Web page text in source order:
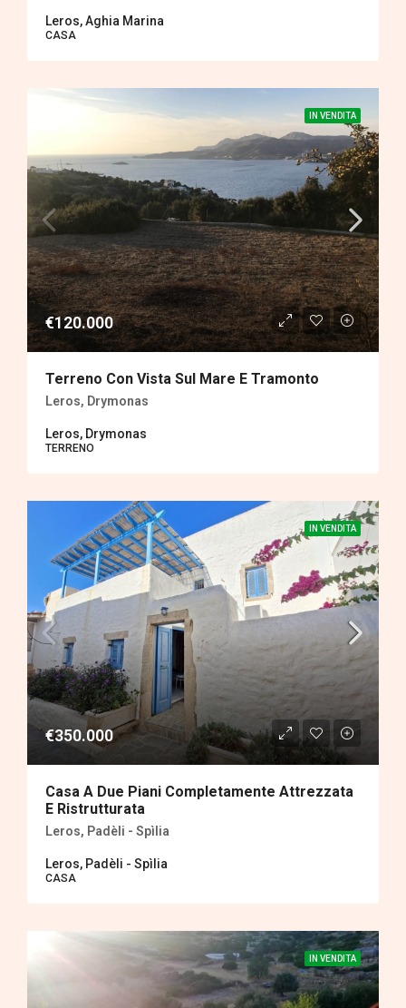
Leros, Aghia Marina
CASA
IN VENDITA
€120.000
Terreno Con Vista Sul Mare E Tramonto
Leros, Drymonas
Leros, Drymonas
TERRENΟ
IN VENDITA
€350.000
Casa A Due Piani Completamente Attrezzata
E Ristrutturata
Leros, Padèli - Spìlia
Leros, Padèli - Spìlia
CASA
IN VENDITA